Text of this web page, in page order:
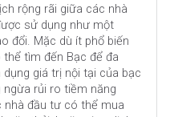
rộng rãi giữa các nhà
sử dụng như một
đổi. Mặc dù ít phổ biến
tìm đến Bạc để đa
giá trị nội tại của bạc
rủi ro tiềm năng
đầu tư có thể mua